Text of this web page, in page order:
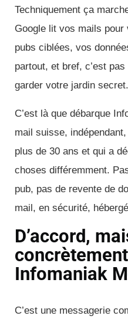
Techniquement ça
Google lit vos mails pour
pubs ciblées, vos
partout, et bref, c’est
garder votre jardin secret.
C’est là que débarque
mail suisse,
plus de 30 ans et qui a
choses différemment.
pub, pas de revente de
mail, en sécurité,
D’accord,
Infomaniak
C’est une messagerie